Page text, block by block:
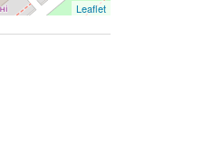
Leaflet